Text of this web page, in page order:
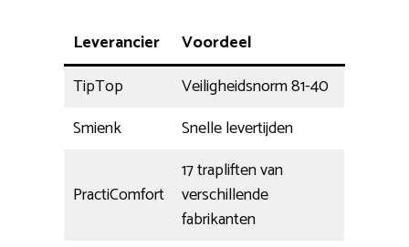
Leverancier
Voordeel
TipTop
Veiligheidsnorm 81-40
Smienk
Snelle levertijden
PractiComfort
17 trapliften van
verschillende
fabrikanten